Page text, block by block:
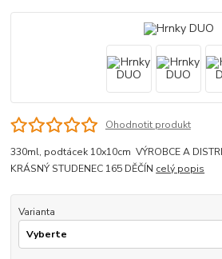
Ohodnotit produkt
330ml, podtácek 10x10cm VÝROBCE A
KRÁSNÝ STUDENEC 165 DĚČÍN celý popis
Varianta